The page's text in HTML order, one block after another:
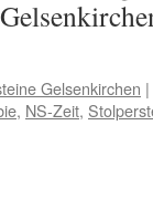
Gelsenkirchen |
, NS-Zeit,